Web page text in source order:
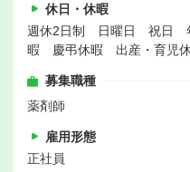
休日・休暇
週休2日制 日曜日 祝日
暇 慶弔休暇 出産・育児
募集職種
薬剤師
雇用形態
正社員